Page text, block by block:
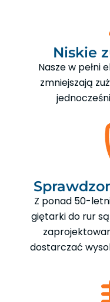
Niskie
Nasze w pełni
zmniejszają
Z ponad 50-
giętarki do rur
dostarczać